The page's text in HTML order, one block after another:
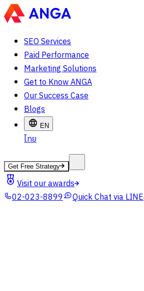
SEO Services
Paid Performance
Marketing Solutions
Get to Know ANGA
Our Success Case
Blogs
EN
ไทย
Get Free Strategy
Visit our awards
02-023-8899
Quick Chat via LINE